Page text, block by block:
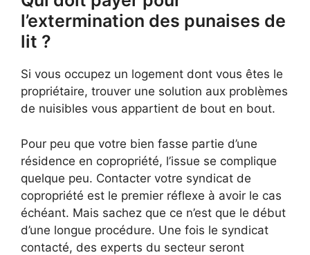
l’extermination des punaises de
lit ?
Si vous occupez un logement dont vous êtes le
propriétaire, trouver une solution aux problèmes
de nuisibles vous appartient de bout en bout.
Pour peu que votre bien fasse partie d’une
résidence en copropriété, l’issue se complique
quelque peu. Contacter votre syndicat de
copropriété est le premier réflexe à avoir le cas
échéant. Mais sachez que ce n’est que le début
d’une longue procédure. Une fois le syndicat
contacté, des experts du secteur seront